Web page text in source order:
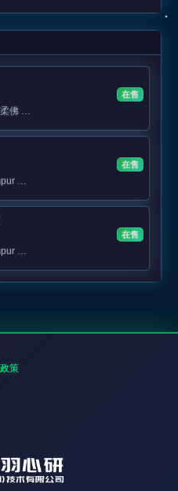
在售
新山 Johor Bahru/柔佛 Area: Jb Skudai /sutera/eco botani
在售
吉隆坡 Kuala Lumpur 📍KL 可面交
在售
吉隆坡 Kuala Lumpur 私聊
策